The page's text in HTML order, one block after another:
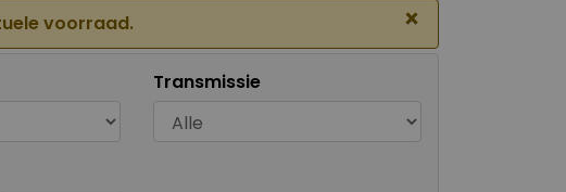
voorraad. ×
Transmissie